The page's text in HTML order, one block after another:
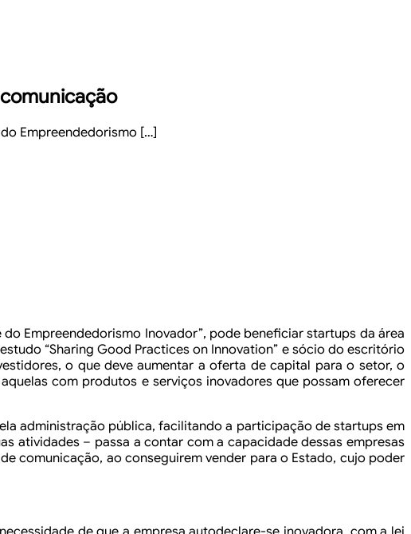
Empreendedorismo […]
do Empreendedorismo Inovador”, pode beneficiar startups da área
“Sharing Good Practices on Innovation” e sócio doescritório
o que deve aumentar a oferta de capital para o setor, o
com produtos e serviços inovadores quepossam oferecer
administração pública, facilitando a participação de startups em
atividades – passa a contar com a capacidade dessas empresas
comunicação, ao conseguirem vender para o Estado, cujo poder